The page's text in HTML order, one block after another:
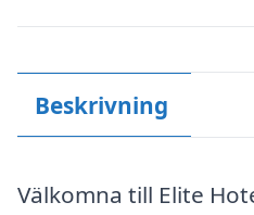
Beskrivning
Välkomna till Elite